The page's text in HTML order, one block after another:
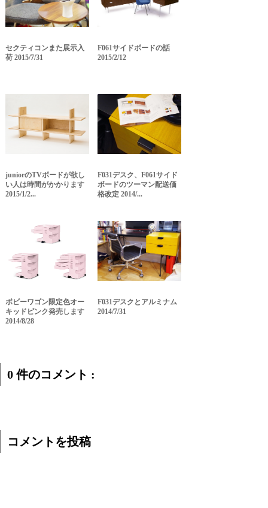
セクティコンまた展示入
荷 2015/7/31
F061サイドボードの話
2015/2/12
juniorのTVボードが欲し
い人は時間がかかります
2015/1/2...
F031デスク、F061サイド
ボードのツーマン配送価
格改定 2014/...
ボビーワゴン限定色オー
キッドピンク発売します
2014/8/28
F031デスクとアルミナム
2014/7/31
0 件のコメント :
コメントを投稿